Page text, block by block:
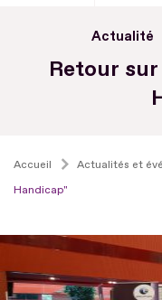
Actualité
Retour
Accueil Actualités et
Handicap"